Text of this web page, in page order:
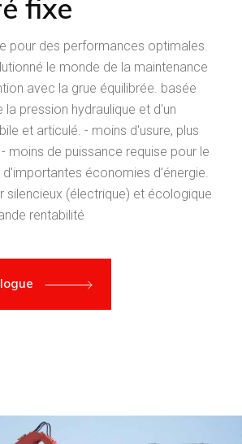
fixe
pour des performances optimales.
le monde de la maintenance
avec la grue équilibrée. basée
la pression hydraulique et d'un
et articulé. - moins d'usure, plus
moins de puissance requise pour le
économies d'énergie.
silencieux (électrique) et écologique
rentabilité